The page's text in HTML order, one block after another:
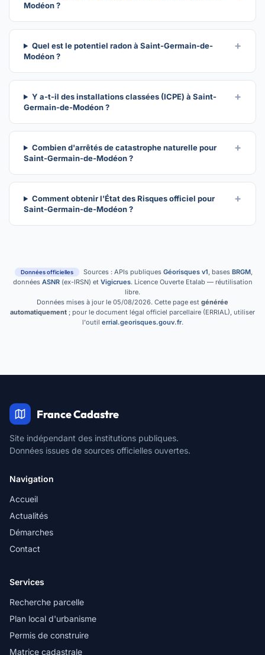
Modéon ?
Quel est le potentiel radon à Saint-Germain-de-
Modéon ?
Y a-t-il des installations classées (ICPE) à Saint-
Germain-de-Modéon ?
Combien d'arrêtés de catastrophe naturelle pour
Saint-Germain-de-Modéon ?
Comment obtenir l'État des Risques officiel pour
Saint-Germain-de-Modéon ?
Données officielles Sources : APIs publiques Géorisques v1, bases BRGM,
données ASNR(ex-IRSN) et Vigicrues. Licence Ouverte Etalab — réutilisation
libre.
Données mises à jour le 05/08/2026. Cette page est générée
automatiquement ; pour le document légal officiel parcellaire (ERRIAL), utiliser
l'outil errial.georisques.gouv.fr.
France Cadastre
Site indépendant des institutions publiques.
Données issues de sources officielles ouvertes.
Navigation
Accueil
Actualités
Démarches
Contact
Services
Recherche parcelle
Plan local d'urbanisme
Permis de construire
Matrice cadastrale